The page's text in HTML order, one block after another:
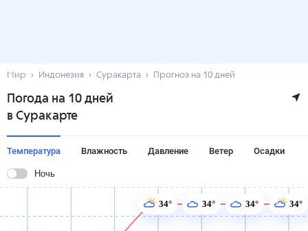
Мир Индонезия Суракарта Прогноз на 10 дней
Погода на 10 дней
в Суракарте
Температура Влажность Давление Ветер Осадки
Ночь
34° 34° 34° 34°